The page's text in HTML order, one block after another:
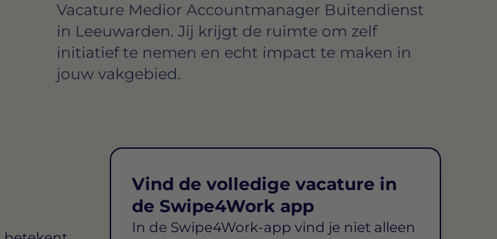
Vacature Medior Accountmanager Buitendienst
in Leeuwarden. Jij krijgt de ruimte om zelf
initiatief te nemen en echt impact te maken in
jouw vakgebied.
Vind de volledige vacature in
de Swipe4Work app
In de Swipe4Work-app vind je niet alleen